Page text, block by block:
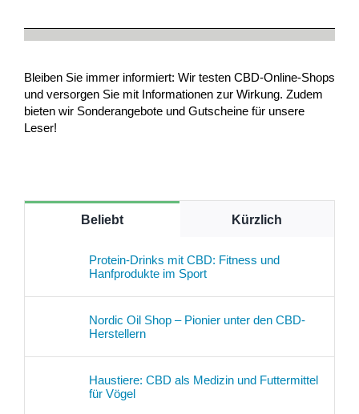
Bleiben Sie immer informiert: Wir testen CBD-Online-Shops
und versorgen Sie mit Informationen zur Wirkung. Zudem
bieten wir Sonderangebote und Gutscheine für unsere
Leser!
Beliebt Kürzlich
Protein-Drinks mit CBD: Fitness und
Hanfprodukte im Sport
Nordic Oil Shop – Pionier unter den CBD-
Herstellern
Haustiere: CBD als Medizin und Futtermittel
für Vögel